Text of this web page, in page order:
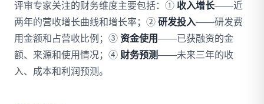
评审专家关注的财务维度主要包括：① 收入增长——近
两年的营收增长曲线和增长率；② 研发投入——研发费
用金额和占营收比例；③ 资金使用——已获融资的金
额、来源和使用情况；④ 财务预测——未来三年的收
入、成本和利润预测。